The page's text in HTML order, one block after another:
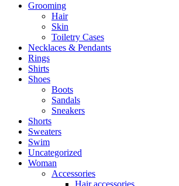
Grooming
Hair
Skin
Toiletry Cases
Necklaces & Pendants
Rings
Shirts
Shoes
Boots
Sandals
Sneakers
Shorts
Sweaters
Swim
Uncategorized
Woman
Accessories
Hair accessories